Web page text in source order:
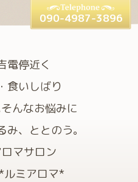
電停近く
食いしばり
んなお悩みに
、ととのう。
マサロン
ルミアロマ*
090-4987-3896